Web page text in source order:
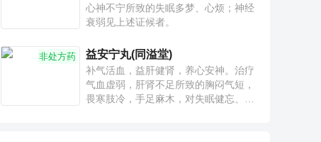
心神不宁所致的失眠多梦、心烦；神经
衰弱见上述证候者。
非处方药 益安宁丸(同溢堂)
补气活血，益肝健肾，养心安神。治疗
气血虚弱，肝肾不足所致的胸闷气短，
畏寒肢冷，手足麻木，对失眠健忘、神